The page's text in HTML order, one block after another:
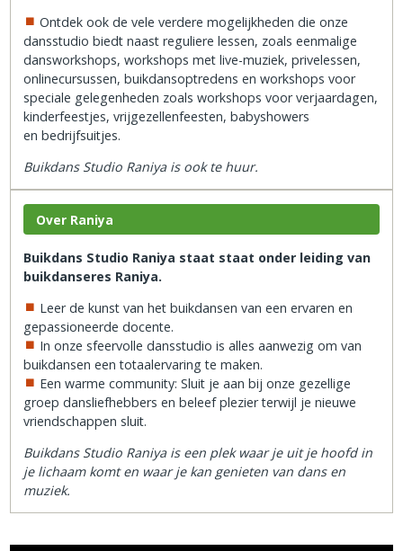
Ontdek ook de vele verdere mogelijkheden die onze
dansstudio biedt naast reguliere lessen, zoals eenmalige
dansworkshops, workshops met live-muziek, privelessen,
onlinecursussen, buikdansoptredens en workshops voor
speciale gelegenheden zoals workshops voor verjaardagen,
kinderfeestjes, vrijgezellenfeesten, babyshowers
en bedrijfsuitjes.
Buikdans Studio Raniya is ook te huur.
Over Raniya
Buikdans Studio Raniya staat staat onder leiding van
buikdanseres Raniya.
Leer de kunst van het buikdansen van een ervaren en
gepassioneerde docente.
In onze sfeervolle dansstudio is alles aanwezig om van
buikdansen een totaalervaring te maken.
Een warme community: Sluit je aan bij onze gezellige
groep dansliefhebbers en beleef plezier terwijl je nieuwe
vriendschappen sluit.
Buikdans Studio Raniya is een plek waar je uit je hoofd in
je lichaam komt en waar je kan genieten van dans en
muziek.